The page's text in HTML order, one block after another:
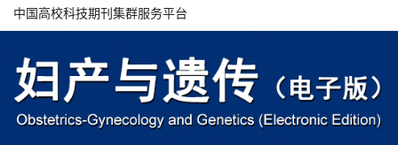
中国高校科技期刊集群服务平台